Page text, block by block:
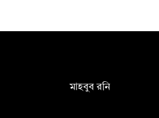
মাহবুব রনি